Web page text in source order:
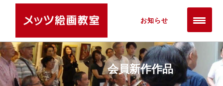
お知らせ
会員新作作品